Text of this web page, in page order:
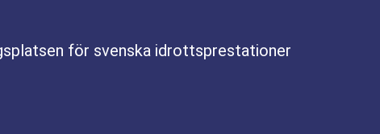
för svenska idrottsprestationer